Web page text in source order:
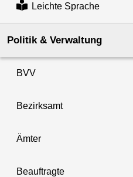
Leichte Sprache
Politik & Verwaltung
BVV
Bezirksamt
Ämter
Beauftragte